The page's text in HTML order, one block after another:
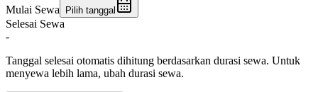
Mulai Sewa Pilih tanggal
Selesai Sewa
-
Tanggal selesai otomatis dihitung berdasarkan durasi sewa. Untuk
menyewa lebih lama, ubah durasi sewa.